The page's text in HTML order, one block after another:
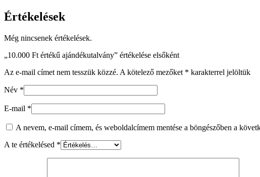
Értékelések
Még nincsenek értékelések.
„10.000 Ft értékű ajándékutalvány” értékelése elsőként
Az e-mail címet nem tesszük közzé. A kötelező mezőket * karakterrel jelöltük
Név *
E-mail *
A nevem, e-mail címem, és weboldalcímem mentése a böngészőben a
A te értékelésed *